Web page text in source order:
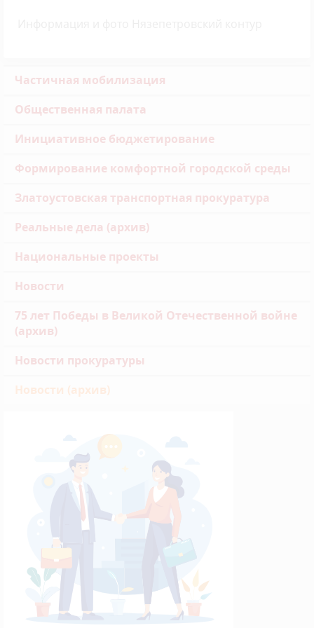
Частичная мобилизация
Общественная палата
Инициативное бюджетирование
Формирование комфортной городской среды
Златоустовская транспортная прокуратура
Реальные дела (архив)
Национальные проекты
Новости
75 лет Победы в Великой Отечественной войне
(архив)
Новости прокуратуры
Новости (архив)